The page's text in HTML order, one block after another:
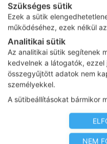
Szükséges sütik
Ezek a sütik
működéséhez, ezek nélkül
Analitikai sütik
Az analitikai sütik segítenek
kedvelnek a látogatók,
összegyűjtött adatok nem
személyekkel.
A sütibeállításokat bármikor
NEM
bőröm is
viszket és száraz
zsíros. Gondolom
dolog állhat a
Már voltam
kénes sampont
Szerinte stressz
Ebben én nem
stresszes is, de
nagyon hullik és